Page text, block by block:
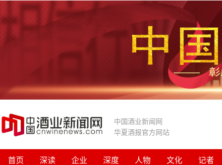
中国酒业新闻网
华夏酒报官方网站
首页 深读 企业 深度 人物 文化 记者